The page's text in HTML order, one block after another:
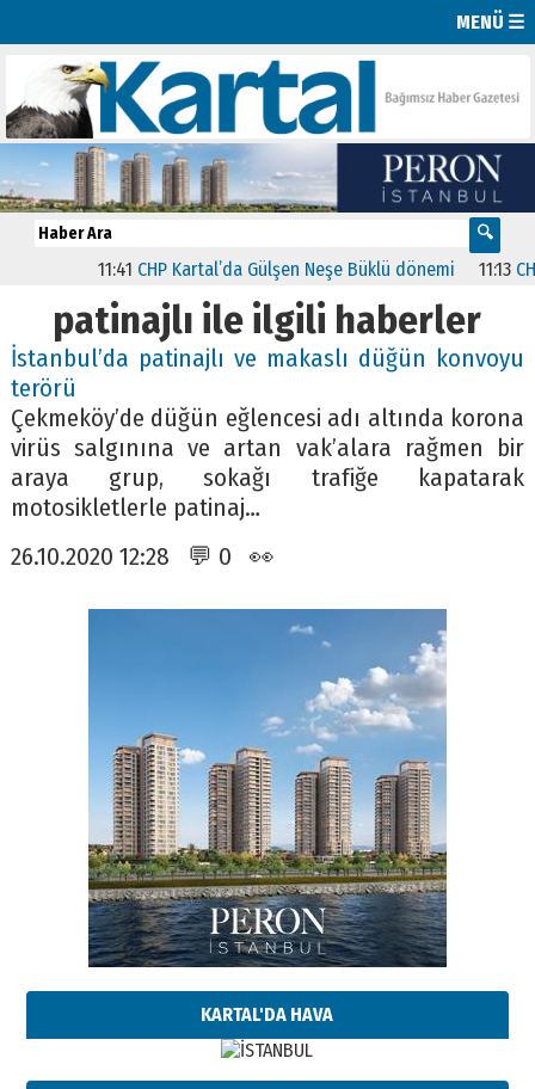
MENÜ ☰
11:41 CHP Kartal’da Gülşen Neşe Büklü dönemi 11:13
patinajlı ile ilgili haberler
İstanbul’da patinajlı ve makaslı düğün konvoyu
terörü
Çekmeköy’de düğün eğlencesi adı altında korona
virüs salgınına ve artan vak’alara rağmen bir
araya grup, sokağı trafiğe kapatarak
motosikletlerle patinaj…
26.10.2020 12:28 💬 0 👀
KARTAL'DA HAVA